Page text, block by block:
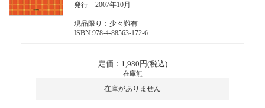
発行 2007年10月
現品限り：少々難有
ISBN 978-4-88563-172-6
定価：1,980円(税込)
在庫無
在庫がありません